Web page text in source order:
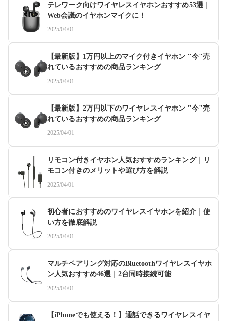
テレワーク向けワイヤレスイヤホンおすすめ53選｜
Web会議のイヤホンマイクに！
2025/04/01
【最新版】1万円以上のマイク付きイヤホン "今"売
れているおすすめの商品ランキング
2025/04/01
【最新版】2万円以下のワイヤレスイヤホン "今"売
れているおすすめの商品ランキング
2025/04/01
リモコン付きイヤホン人気おすすめランキング｜リ
モコン付きのメリットや選び方を解説
2025/04/01
初心者におすすめのワイヤレスイヤホンを紹介｜使
い方を徹底解説
2025/04/01
マルチペアリング対応のBluetoothワイヤレスイヤホ
ン人気おすすめ46選｜2台同時接続可能
2025/04/01
【iPhoneでも使える！】通話できるワイヤレスイヤ